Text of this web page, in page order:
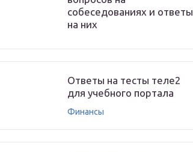
собеседованиях и ответы
на них
Ответы на тесты теле2
для учебного портала
Финансы